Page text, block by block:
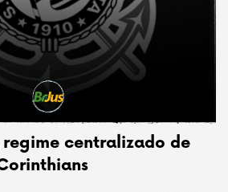
centralizado de